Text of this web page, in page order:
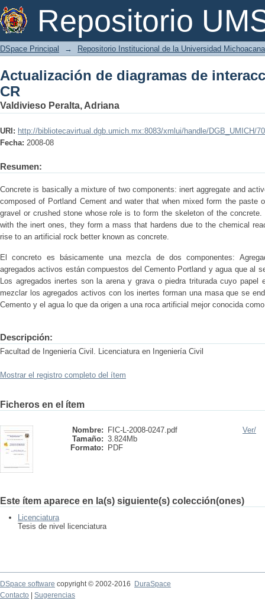
Repositorio
Actualización de diagramas de
DSpace Principal → Repositorio Institucional de la Universidad
Actualización de diagramas de
CR
Valdivieso Peralta, Adriana
URI: http://bibliotecavirtual.dgb.umich.mx:8083/xmlui/handle/DGB_UMICH/
Fecha: 2008-08
Resumen:
Concrete is basically a mixture of two components: inert aggregate and
composed of Portland Cement and water that when mixed form the paste
gravel or crushed stone whose role is to form the skeleton of the
with the inert ones, they form a mass that hardens due to the chemical
rise to an artificial rock better known as concrete.
El concreto es básicamente una mezcla de dos componentes:
agregados activos están compuestos del Cemento Portland y agua que al
Los agregados inertes son la arena y grava o piedra triturada cuyo papel
mezclar los agregados activos con los inertes forman una masa que se
Cemento y el agua lo que da origen a una roca artificial mejor conocida
Descripción:
Facultad de Ingeniería Civil. Licenciatura en Ingeniería Civil
Mostrar el registro completo del ítem
Ficheros en el ítem
Nombre:
FIC-L-2008-0247.pdf
Tamaño: 3.824Mb
Formato:
PDF
Ver/
Este ítem aparece en la(s) siguiente(s) colección(ones)
Licenciatura
Tesis de nivel licenciatura
DSpace software copyright © 2002-2016
DuraSpace
Contacto
Sugerencias